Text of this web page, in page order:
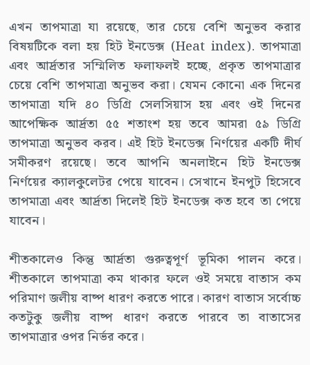
এখন তাপমাত্রা যা রয়েছে, তার চেয়ে বেশি অনুভব করার
বিষয়টিকে বলা হয় হিট ইনডেক্স (Heat index). তাপমাত্রা
এবং আর্দ্রতার সম্মিলিত ফলাফলই হচ্ছে, প্রকৃত তাপমাত্রার
চেয়ে বেশি তাপমাত্রা অনুভব করা। যেমন কোনো এক দিনের
তাপমাত্রা যদি ৪০ ডিগ্রি সেলসিয়াস হয় এবং ওই দিনের
আপেক্ষিক আর্দ্রতা ৫৫ শতাংশ হয় তবে আমরা ৫৯ ডিগ্রি
তাপমাত্রা অনুভব করব। এই হিট ইনডেক্স নির্ণয়ের একটি দীর্ঘ
সমীকরণ রয়েছে। তবে আপনি অনলাইনে হিট ইনডেক্স
নির্ণয়ের ক্যালকুলেটর পেয়ে যাবেন। সেখানে ইনপুট হিসেবে
তাপমাত্রা এবং আর্দ্রতা দিলেই হিট ইনডেক্স কত হবে তা পেয়ে
যাবেন।
শীতকালেও কিন্তু আর্দ্রতা গুরুত্বপূর্ণ ভূমিকা পালন করে।
শীতকালে তাপমাত্রা কম থাকার ফলে ওই সময়ে বাতাস কম
পরিমাণ জলীয় বাষ্প ধারণ করতে পারে। কারণ বাতাস সর্বোচ্চ
কতটুকু জলীয় বাষ্প ধারণ করতে পারবে তা বাতাসের
তাপমাত্রার ওপর নির্ভর করে।